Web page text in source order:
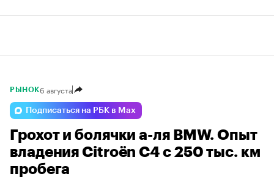
РЫНОК6 августа
Подписаться на РБК в Max
Грохот и болячки а-ля BMW. Опыт
владения Citroёn C4 с 250 тыс. км
пробега